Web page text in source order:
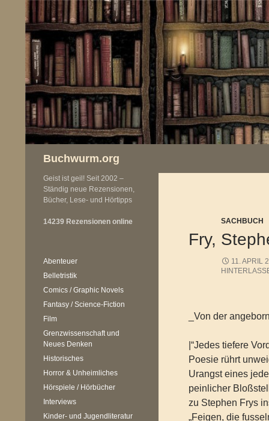
springen
Buchwurm.org
SACHBUCH
Fry,
11. APRIL
_Von der
|“Jedes tiefere
Poesie rührt
Urangst eines
peinlicher
zu Stephen Frys
„Feigen, die
Geist ist geil! Seit 2002 –
Ständig neue Rezensionen,
Bücher, Lese- und Hörtipps
14239 Rezensionen online
Abenteuer
Belletristik
Comics / Graphic Novels
Fantasy / Science-Fiction
Film
Grenzwissenschaft und
Neues Denken
Historisches
Horror & Unheimliches
Hörspiele / Hörbücher
Interviews
Kinder- und Jugendliteratur